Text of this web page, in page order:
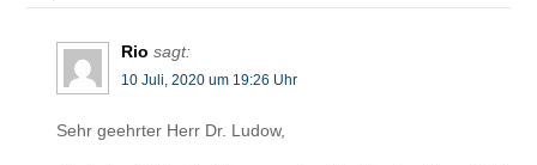
Rio sagt:
10 Juli, 2020 um 19:26 Uhr
Sehr geehrter Herr Dr. Ludow,